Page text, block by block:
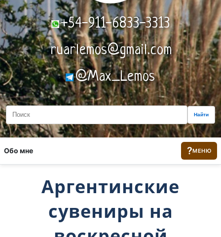
+54-911-6833-3313
ruarlemos@gmail.com
@Max_Lemos
Найти
Обо мне ?МЕНЮ
Аргентинские
сувениры на